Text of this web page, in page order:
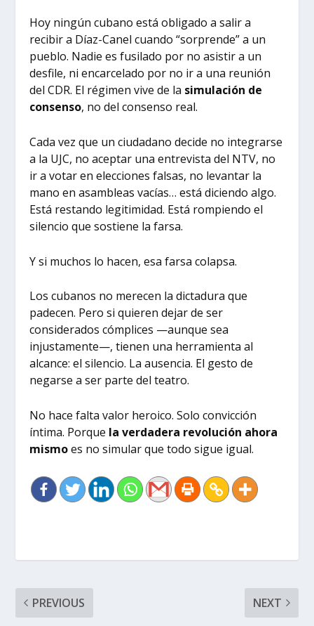
Hoy ningún cubano está obligado a salir a
recibir a Díaz-Canel cuando “sorprende” a un
pueblo. Nadie es fusilado por no asistir a un
desfile, ni encarcelado por no ir a una reunión
del CDR. El régimen vive de la simulación de
consenso, no del consenso real.
Cada vez que un ciudadano decide no integrarse
a la UJC, no aceptar una entrevista del NTV, no
ir a votar en elecciones falsas, no levantar la
mano en asambleas vacías… está diciendo algo.
Está restando legitimidad. Está rompiendo el
silencio que sostiene la farsa.
Y si muchos lo hacen, esa farsa colapsa.
Los cubanos no merecen la dictadura que
padecen. Pero si quieren dejar de ser
considerados cómplices —aunque sea
injustamente—, tienen una herramienta al
alcance: el silencio. La ausencia. El gesto de
negarse a ser parte del teatro.
No hace falta valor heroico. Solo convicción
íntima. Porque la verdadera revolución ahora
mismoes no simular que todo sigue igual.
PREVIOUS NEXT